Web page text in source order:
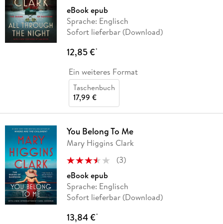
eBook epub
Sprache: Englisch
Sofort lieferbar (Download)
12,85 €*
Ein weiteres Format
Taschenbuch
17,99 €
You Belong To Me
Mary Higgins Clark
(3)
eBook epub
Sprache: Englisch
Sofort lieferbar (Download)
13,84 €*